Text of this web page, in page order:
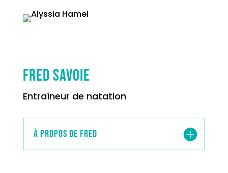
Fred Savoie
Entraîneur de natation
À propos de Fred